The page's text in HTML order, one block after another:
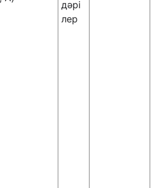
дәрі
лер